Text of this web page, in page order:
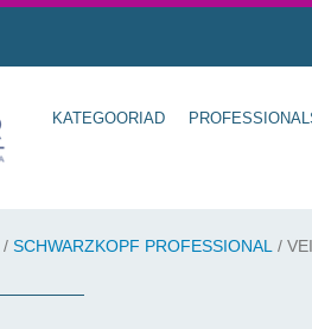
KATEGOORIAD
/ SCHWARZKOPF PROFESSIONAL /